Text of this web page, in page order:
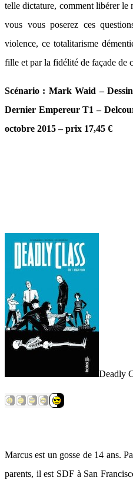
telle dictature, comment libérer
vous vous poserez ces
violence, ce totalitarisme
fille et par la fidélité de façade de
Scénario : Mark Waid –
Dernier Empereur T1 –
octobre 2015 – prix 17,45 €
Deadly
Marcus est un gosse de 14 ans.
parents, il est SDF à San